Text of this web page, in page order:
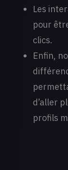
Les
pour
clics.
Enfin,
d’aller
profils